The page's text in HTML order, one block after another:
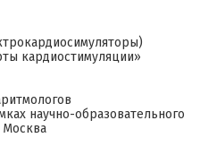
кардиостимуляции»
научно-образовательного
Москва